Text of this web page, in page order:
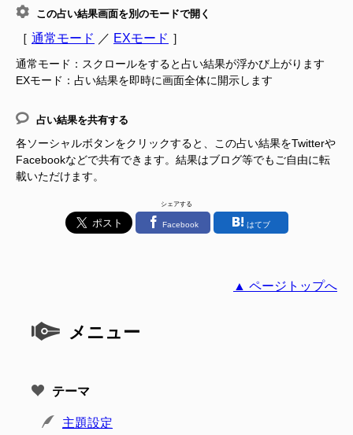
この占い結果画面を別のモードで開く
［ 通常モード ／ EXモード ］
通常モード：スクロールをすると占い結果が浮かび上がります
EXモード：占い結果を即時に画面全体に開示します
占い結果を共有する
各ソーシャルボタンをクリックすると、この占い結果をTwitterや
Facebookなどで共有できます。結果はブログ等でもご自由に転
載いただけます。
シェアする
Facebook はてブ
▲ ページトップへ
メニュー
テーマ
主題設定